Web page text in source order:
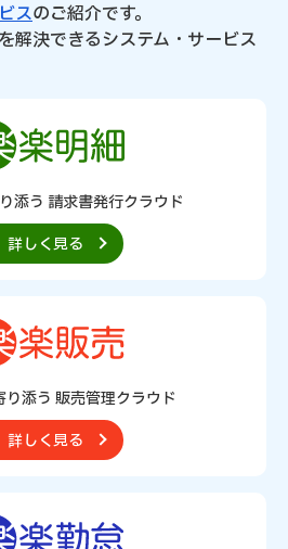
スのご紹介です。
解決できるシステム・サービス
添う 請求書発行クラウド
詳しく見る
り添う 販売管理クラウド
詳しく見る